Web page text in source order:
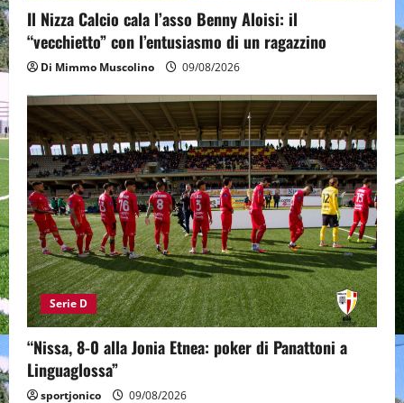
Il Nizza Calcio cala l’asso Benny Aloisi: il
“vecchietto” con l’entusiasmo di un ragazzino
Di Mimmo Muscolino 09/08/2026
Serie D
“Nissa, 8-0 alla Jonia Etnea: poker di Panattoni a
Linguaglossa”
sportjonico 09/08/2026